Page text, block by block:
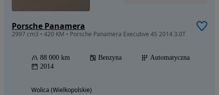
Porsche Panamera
2997 cm3 • 420 KM • Porsche Panamera Executive 4S 2014 3.0T
88 000 km Benzyna
Automatyczna
2014
Wolica (Wielkopolskie)